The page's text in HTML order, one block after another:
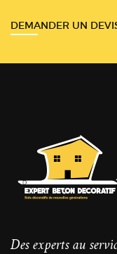
DEMANDER UN
Des experts au